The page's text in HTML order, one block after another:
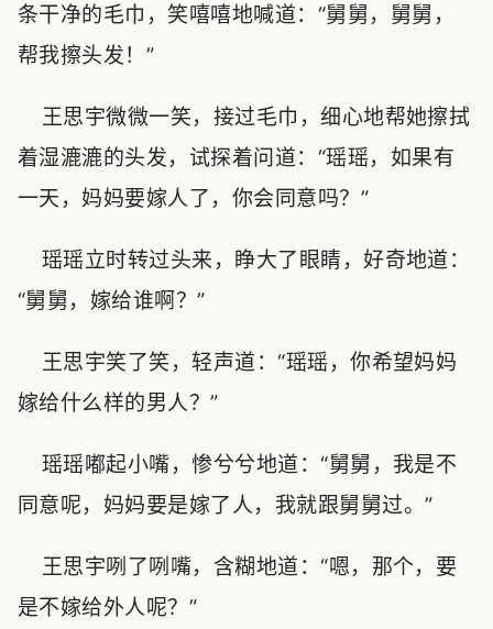
条干净的毛巾，笑嘻嘻地喊道：“舅舅，舅舅，
帮我擦头发！”
王思宇微微一笑，接过毛巾，细心地帮她擦拭
着湿漉漉的头发，试探着问道：“瑶瑶，如果有
一天，妈妈要嫁人了，你会同意吗？”
瑶瑶立时转过头来，睁大了眼睛，好奇地道：
“舅舅，嫁给谁啊？”
王思宇笑了笑，轻声道：“瑶瑶，你希望妈妈
嫁给什么样的男人？”
瑶瑶嘟起小嘴，惨兮兮地道：“舅舅，我是不
同意呢，妈妈要是嫁了人，我就跟舅舅过。”
王思宇咧了咧嘴，含糊地道：“嗯，那个，要
是不嫁给外人呢？”